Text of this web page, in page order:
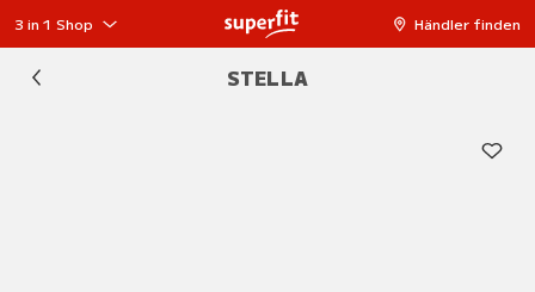
3 in 1 Shop Händler finden
STELLA